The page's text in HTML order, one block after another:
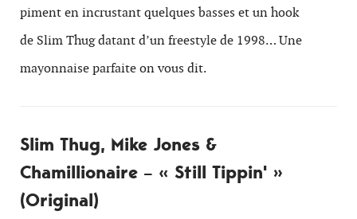
piment en incrustant quelques basses et un hook
de Slim Thug datant d’un freestyle de 1998… Une
mayonnaise parfaite on vous dit.
Slim Thug, Mike Jones &
Chamillionaire – « Still Tippin' »
(Original)